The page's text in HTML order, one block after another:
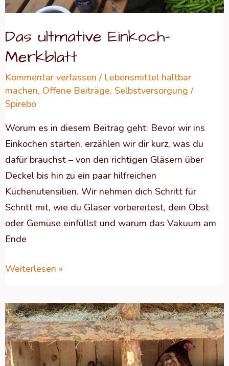
Das ultmative Einkoch-
Merkblatt
Kommentar verfassen / Lebensmittel haltbar
machen, Offene Beiträge, Selbstversorgung /
Spirebo
Worum es in diesem Beitrag geht: Bevor wir ins
Einkochen starten, erzählen wir dir kurz, was du
dafür brauchst – von den richtigen Gläsern über
Deckel bis hin zu ein paar hilfreichen
Küchenutensilien. Wir nehmen dich Schritt für
Schritt mit, wie du Gläser vorbereitest, dein Obst
oder Gemüse einfüllst und warum das Vakuum am
Ende
Weiterlesen »
Geschützt:
Eier
haltbar
machen